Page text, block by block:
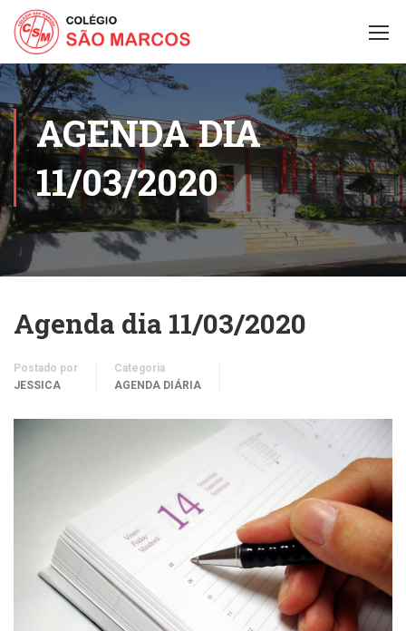
AGENDA DIA
11/03/2020
Agenda dia 11/03/2020
Postado por
JESSICA
Categoria
AGENDA DIÁRIA